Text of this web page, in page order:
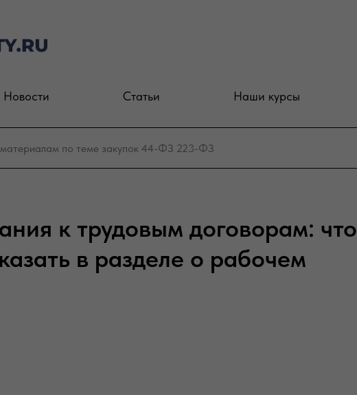
Новости Статьи Наши курсы
к трудовым договорам: что
в разделе о рабочем